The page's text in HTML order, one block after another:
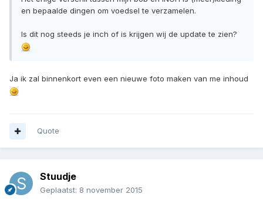
en bepaalde dingen om voedsel te verzamelen.
Is dit nog steeds je inch of is krijgen wij de update te zien?
Ja ik zal binnenkort even een nieuwe foto maken van me inhoud
Quote
Stuudje
Geplaatst: 8 november 2015